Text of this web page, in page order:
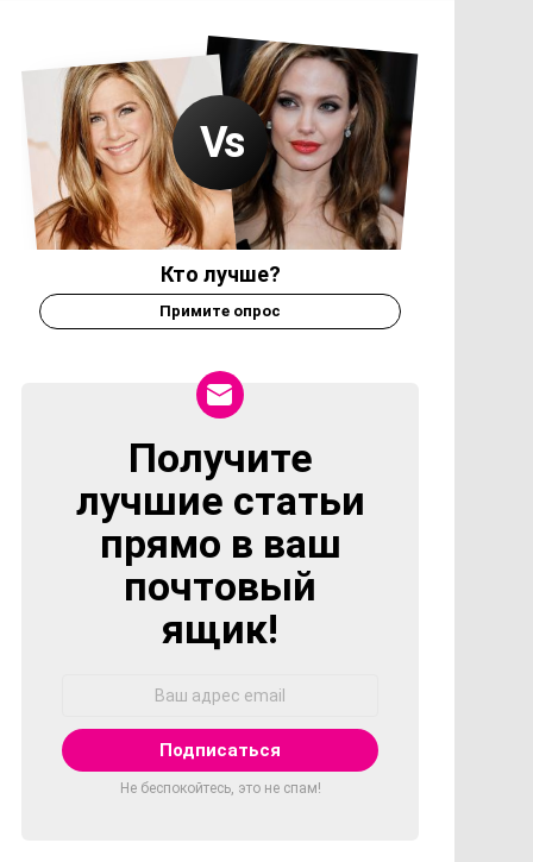
Кто лучше?
Примите опрос
NEWSLETTER
Получите
лучшие статьи
прямо в ваш
почтовый
ящик!
Не беспокойтесь, это не спам!